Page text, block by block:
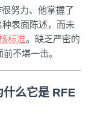
努力、他掌握了
种表面陈述，而未
标准。缺乏严密的
不堪一击。
什么它是 RFE